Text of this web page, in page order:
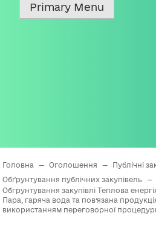
Primary Menu
Головна — Оголошення — Публічні
Обґрунтування публічних закупівель
—
Обгрунтування закупівлі Теплова
Пара, гаряча вода та пов’язана
використанням переговорної